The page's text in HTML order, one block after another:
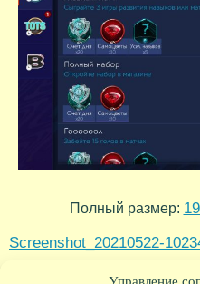
Полный размер:
Screenshot_20210522-